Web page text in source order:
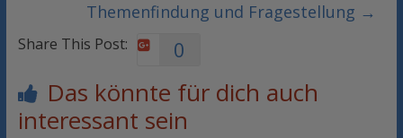
Themenfindung und Fragestellung →
Share This Post: 0
Das könnte für dich auch
interessant sein